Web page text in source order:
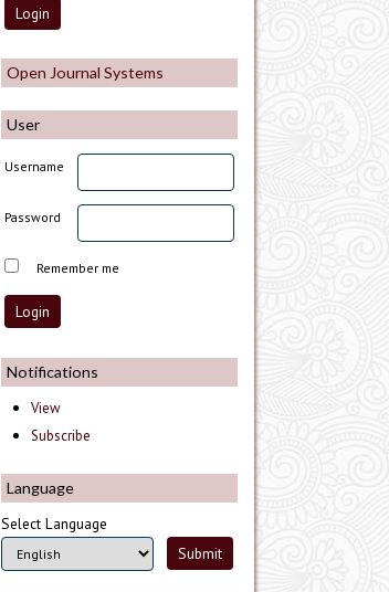
Open Journal Systems
User
Username
Password
Remember me
Notifications
View
Subscribe
Language
Select Language